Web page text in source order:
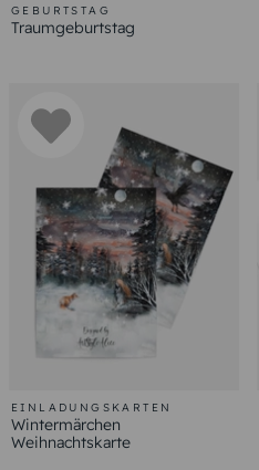
GEBURTSTAG
Traumgeburtstag
EINLADUNGSKARTEN
Wintermärchen
Weihnachtskarte